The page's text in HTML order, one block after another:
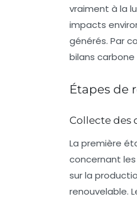
vraiment à la
impacts
générés. Par
bilans
Étapes de
Collecte des
La première
concernant
sur la
renouvelable.